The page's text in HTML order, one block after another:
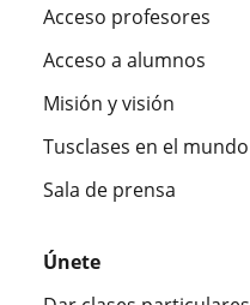
Acceso profesores
Acceso a alumnos
Misión y visión
Tusclases en el mundo
Sala de prensa
Únete